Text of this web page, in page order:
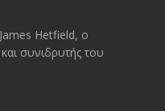
Hetfield, ο
συνιδρυτής του